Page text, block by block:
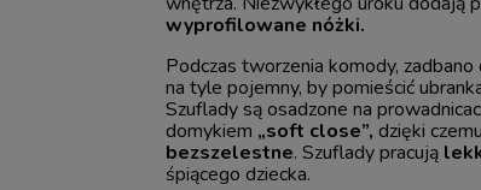
wyprofilowane nóżki.
Podczas tworzenia komody,
na tyle pojemny, by pomieścić
Szuflady są osadzone na
domykiem „soft close”, dzięki
bezszelestne. Szuflady pracują
śpiącego dziecka.